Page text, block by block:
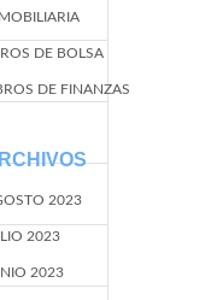
DE BOLSA
DE FINANZAS
2023
2023
2023